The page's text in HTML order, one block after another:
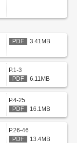
ン
3.41MB
P.1-3
6.11MB
P.4-25
16.1MB
P.26-46
13.4MB